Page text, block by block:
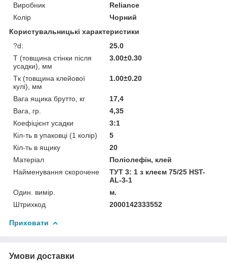
Виробник
Reliance
Колір
Чорний
Користувальницькі характеристики
?d:
25.0
T (товщина стінки після
усадки), мм
3.00±0.30
Tк (товщина клейової
кулі), мм
1.00±0.20
Вага ящика брутто, кг
17,4
Вага, гр.
4,35
Коефіцієнт усадки
3:1
Кіл-ть в упаковці (1 колір)
5
Кіл-ть в ящику
20
Матеріал
Поліолефін, клей
Найменування скорочене
ТУТ 3: 1 з клеєм 75/25 HST-
AL-3-1
Один. вимір.
м.
Штрихкод
2000142333552
Приховати
Умови доставки